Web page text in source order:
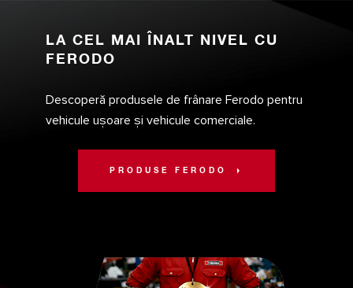
LA CEL MAI ÎNALT NIVEL CU
FERODO
Descoperă produsele de frânare Ferodo pentru
vehicule ușoare și vehicule comerciale.
PRODUSE FERODO